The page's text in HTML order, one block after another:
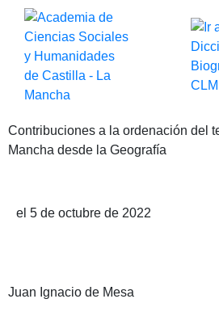
Contribuciones a la ordenación del
Mancha desde la Geografía
el 5 de octubre de 2022
Juan Ignacio de Mesa